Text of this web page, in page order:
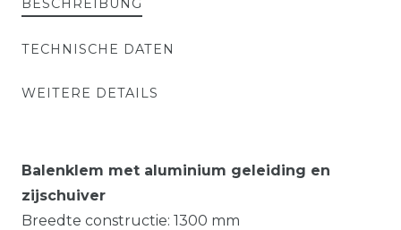
BESCHREIBUNG
TECHNISCHE DATEN
WEITERE DETAILS
Balenklem met aluminium geleiding en
zijschuiver
Breedte constructie: 1300 mm